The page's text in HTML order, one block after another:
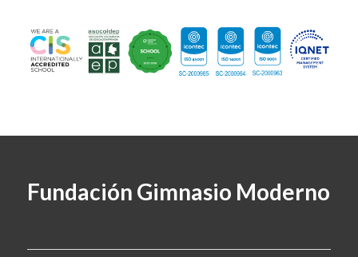
Fundación Gimnasio Moderno